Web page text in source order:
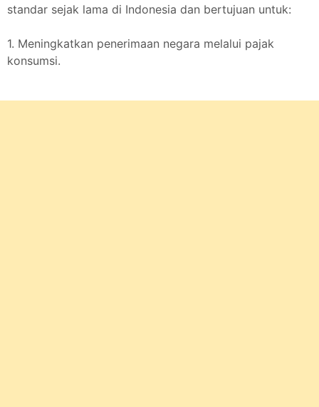
standar sejak lama di Indonesia dan bertujuan untuk:
1. Meningkatkan penerimaan negara melalui pajak
konsumsi.